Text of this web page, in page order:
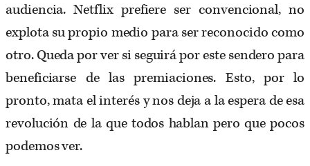
audiencia. Netflix prefiere ser convencional, no
explota su propio medio para ser reconocido como
otro. Queda por ver si seguirá por este sendero para
beneficiarse de las premiaciones. Esto, por lo
pronto, mata el interés y nos deja a la espera de esa
revolución de la que todos hablan pero que pocos
podemos ver.